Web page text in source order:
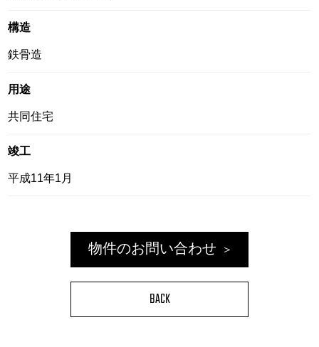
構造
鉄骨造
用途
共同住宅
竣工
平成11年1月
物件のお問い合わせ
BACK